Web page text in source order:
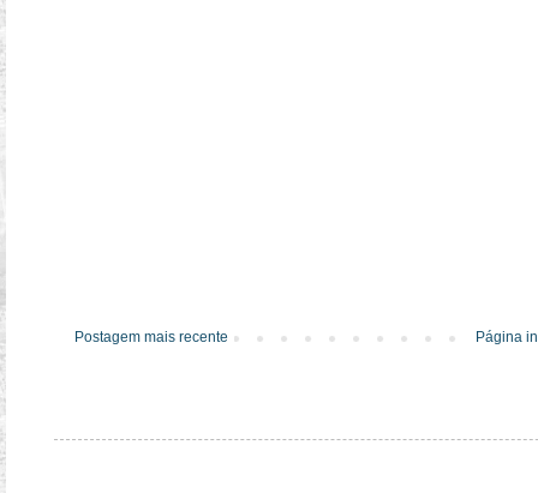
Postagem mais recente Página